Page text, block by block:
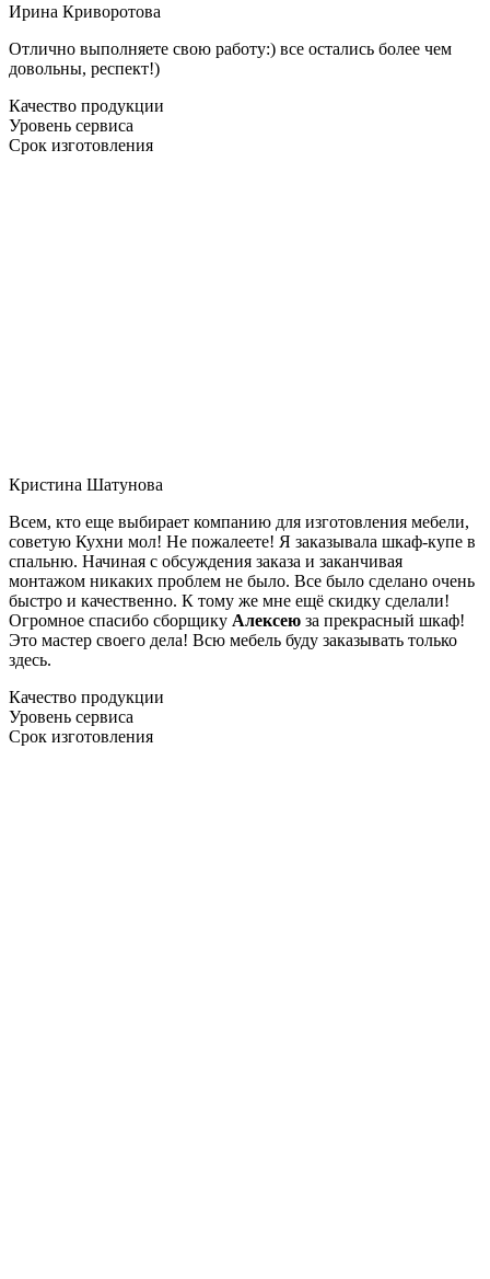
Ирина Криворотова
Отлично выполняете свою работу:) все остались более чем
довольны, респект!)
Качество продукции
Уровень сервиса
Срок изготовления
Кристина Шатунова
Всем, кто еще выбирает компанию для изготовления мебели,
советую Кухни мол! Не пожалеете! Я заказывала шкаф-купе в
спальню. Начиная с обсуждения заказа и заканчивая
монтажом никаких проблем не было. Все было сделано очень
быстро и качественно. К тому же мне ещё скидку сделали!
Огромное спасибо сборщику Алексею за прекрасный шкаф!
Это мастер своего дела! Всю мебель буду заказывать только
здесь.
Качество продукции
Уровень сервиса
Срок изготовления